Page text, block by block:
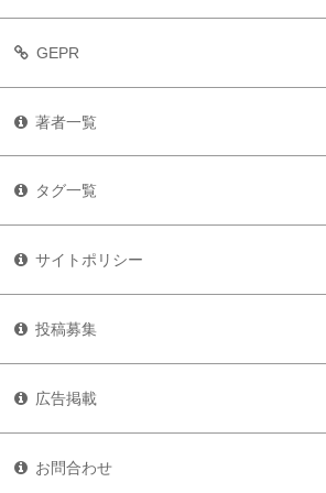
GEPR
著者一覧
タグ一覧
サイトポリシー
投稿募集
広告掲載
お問合わせ